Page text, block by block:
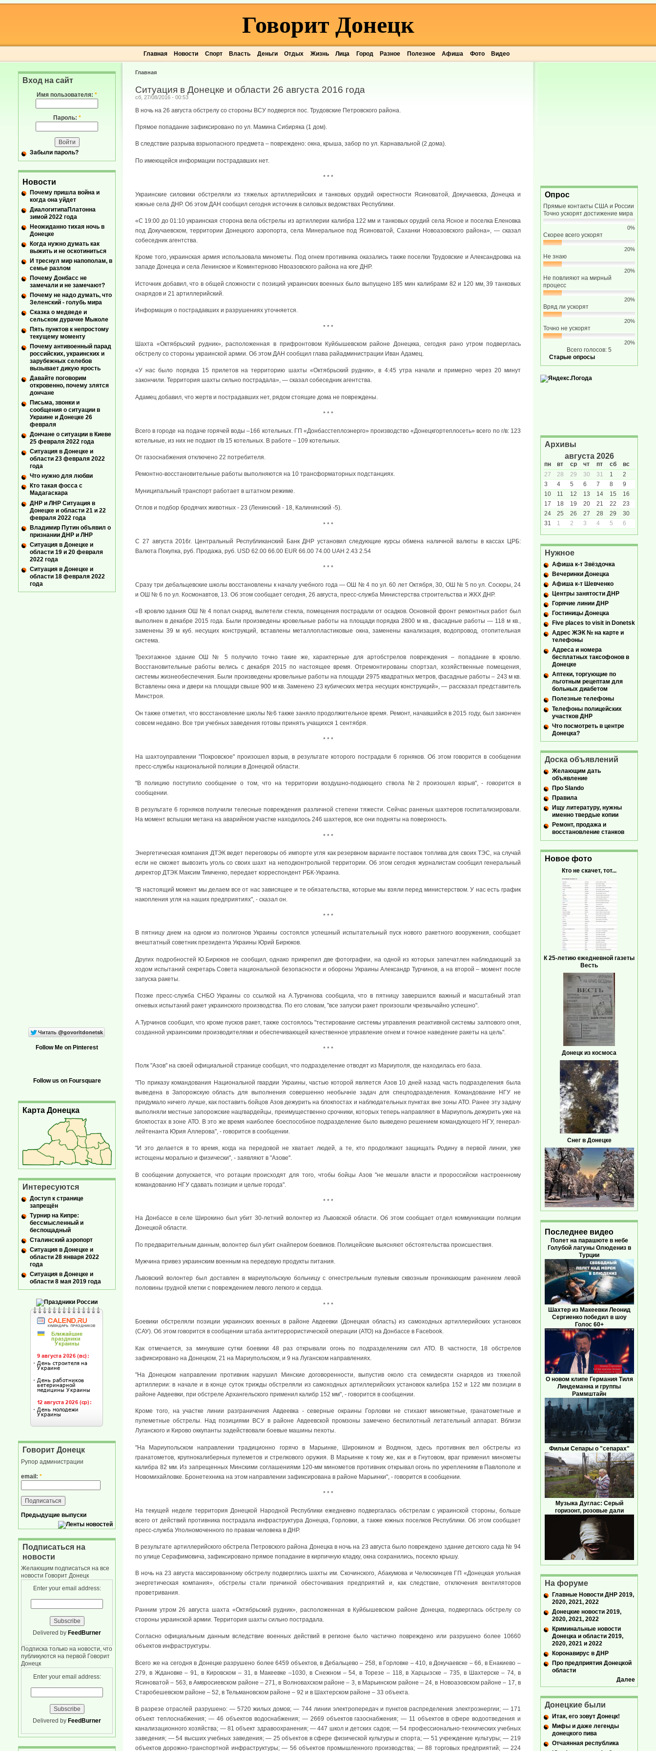
Главная Новости Спорт Власть Деньги Отдых Жизнь Лица Город Разное Полезное Афиша Фото Видео
Говорит Донецк
Главная
Ситуация в Донецке и области 26 августа 2016 года
сб, 27/08/2016 - 00:53
В ночь на 26 августа обстрелу со стороны ВСУ подвергся пос. Трудовские Петровского района.
Прямое попадание зафиксировано по ул. Мамина Сибиряка (1 дом).
В следствие разрыва взрыопасного предмета – повреждено: окна, крыша, забор по ул. Карнавальной (2 дома).
По имеющейся информации пострадавших нет.
* * *
Украинские силовики обстреляли из тяжелых артиллерийских и танковых орудий окрестности Ясиноватой, Докучаевска, Донецка и
южные села ДНР. Об этом ДАН сообщил сегодня источник в силовых ведомствах Республики.
«С 19:00 до 01:10 украинская сторона вела обстрелы из артиллерии калибра 122 мм и танковых орудий села Ясное и поселка Еленовка
под Докучаевском, территории Донецкого аэропорта, села Минеральное под Ясиноватой, Саханки Новоазовского района», — сказал
собеседник агентства.
Кроме того, украинская армия использовала минометы. Под огнем противника оказались также поселки Трудовские и Александровка на
западе Донецка и села Ленинское и Коминтерново Нвоазовского района на юге ДНР.
Источник добавил, что в общей сложности с позиций украинских военных было выпущено 185 мин калибрами 82 и 120 мм, 39 танковых
снарядов и 21 артиллерийский.
Информация о пострадавших и разрушениях уточняется.
* * *
Шахта «Октябрьский рудник», расположенная в прифронтовом Куйбышевском районе Донецкка, сегодня рано утром подверглась
обстрелу со стороны украинской армии. Об этом ДАН сообщил глава райадминистрации Иван Адамец.
«У нас было порядка 15 прилетов на территорию шахты «Октябрьский рудник», в 4:45 утра начали и примерно через 20 минут
закончили. Территория шахты сильно пострадала», — сказал собеседник агентства.
Адамец добавил, что жертв и пострадавших нет, рядом стоящие дома не повреждены.
* * *
Всего в городе на подаче горячей воды –166 котельных. ГП «Донбасстеплоэнерго» производство «Донецкгортеплосеть» всего по г/в: 123
котельные, из них не подают г/в 15 котельных. В работе – 109 котельных.
От газоснабжения отключено 22 потребителя.
Ремонтно-восстановительные работы выполняются на 10 трансформаторных подстанциях.
Муниципальный транспорт работает в штатном режиме.
Отлов и подбор бродячих животных - 23 (Ленинский - 18, Калининский -5).
* * *
С 27 августа 2016г. Центральный Республиканский Банк ДНР установил следующие курсы обмена наличной валюты в кассах ЦРБ:
Валюта Покупка, руб. Продажа, руб. USD 62.00 66.00 EUR 66.00 74.00 UAH 2.43 2.54
* * *
Сразу три дебальцевские школы восстановлены к началу учебного года — ОШ № 4 по ул. 60 лет Октября, 30, ОШ № 5 по ул. Сосюры, 24
и ОШ № 6 по ул. Космонавтов, 13. Об этом сообщает сегодня, 26 августа, пресс-служба Министерства строительства и ЖКХ ДНР.
«В кровлю здания ОШ № 4 попал снаряд, вылетели стекла, помещения пострадали от осадков. Основной фронт ремонтных работ был
выполнен в декабре 2015 года. Были произведены кровельные работы на площади порядка 2800 м кв., фасадные работы — 118 м кв.,
заменены 39 м куб. несущих конструкций, вставлены металлопластиковые окна, заменены канализация, водопровод, отопительная
система.
Трехэтажное здание ОШ № 5 получило точно такие же, характерные для артобстрелов повреждения – попадание в кровлю.
Восстановительные работы велись с декабря 2015 по настоящее время. Отремонтированы спортзал, хозяйственные помещения,
системы жизнеобеспечения. Были произведены кровельные работы на площади 2975 квадратных метров, фасадные работы – 243 м кв.
Вставлены окна и двери на площади свыше 900 м кв. Заменено 23 кубических метра несущих конструкций», — рассказал представитель
Минстроя.
Он также отметил, что восстановление школы №6 также заняло продолжительное время. Ремонт, начавшийся в 2015 году, был закончен
совсем недавно. Все три учебных заведения готовы принять учащихся 1 сентября.
* * *
На шахтоуправлении "Покровское" произошел взрыв, в результате которого пострадали 6 горняков. Об этом говорится в сообщении
пресс-службы национальной полиции в Донецкой области.
"В полицию поступило сообщение о том, что на территории воздушно-подающего ствола №2 произошел взрыв", - говорится в
сообщении.
В результате 6 горняков получили телесные повреждения различной степени тяжести. Сейчас раненых шахтеров госпитализировали.
На момент вспышки метана на аварийном участке находилось 246 шахтеров, все они подняты на поверхность.
* * *
Энергетическая компания ДТЭК ведет переговоры об импорте угля как резервном варианте поставок топлива для своих ТЭС, на случай
если не сможет вывозить уголь со своих шахт на неподконтрольной территории. Об этом сегодня журналистам сообщил генеральный
директор ДТЭК Максим Тимченко, передает корреспондент РБК-Украина.
"В настоящий момент мы делаем все от нас зависящее и те обязательства, которые мы взяли перед министерством. У нас есть график
накопления угля на наших предприятиях", - сказал он.
* * *
В пятницу днем на одном из полигонов Украины состоялся успешный испытательный пуск нового ракетного вооружения, сообщает
внештатный советник президента Украины Юрий Бирюков.
Других подробностей Ю.Бирюков не сообщил, однако прикрепил две фотографии, на одной из которых запечатлен наблюдающий за
ходом испытаний секретарь Совета национальной безопасности и обороны Украины Александр Турчинов, а на второй – момент после
запуска ракеты.
Позже пресс-служба СНБО Украины со ссылкой на А.Турчинова сообщила, что в пятницу завершился важный и масштабный этап
огневых испытаний ракет украинского производства. По его словам, "все запуски ракет произошли чрезвычайно успешно".
А.Турчинов сообщил, что кроме пусков ракет, также состоялось "тестирование системы управления реактивной системы залпового огня,
созданной украинскими производителями и обеспечивающей качественное управление огнем и точное наведение ракеты на цель".
* * *
Полк "Азов" на своей официальной странице сообщил, что подразделение отводят из Мариуполя, где находилась его база.
"По приказу командования Национальной гвардии Украины, частью которой является Азов 10 дней назад часть подразделения была
выведена в Запорожскую область для выполнения совершенно необычніе задач для спецподразделения. Командование НГУ не
придумало ничего лучше, как поставить бойцов Азов дежурить на блокпостах и ​​наблюдательных пунктах вне зоны АТО. Ранее эту задачу
выполняли местные запорожские нацгвардейцы, преимущественно срочники, которых теперь направляют в Мариуполь дежурить уже на
блокпостах в зоне АТО. В это же время наиболее боеспособное подразделение было выведено решением командующего НГУ, генерал-
лейтенанта Юрия Аллерова", - говорится в сообщении.
"И это делается в то время, когда на передовой не хватает людей, а те, кто продолжают защищать Родину в первой линии, уже
истощены морально и физически", - заявляют в "Азове".
В сообщении допускается, что ротации происходят для того, чтобы бойцы Азов "не мешали власти и пророссийски настроенному
командованию НГУ сдавать позиции и целые города".
* * *
На Донбассе в селе Широкино был убит 30-летний волонтер из Львовской области. Об этом сообщает отдел коммуникации полиции
Донецкой области.
По предварительным данным, волонтер был убит снайпером боевиков. Полицейские выясняют обстоятельства происшествия.
Мужчина привез украинским военным на передовую продукты питания.
Львовский волонтер был доставлен в мариупольскую больницу с огнестрельным пулевым сквозным проникающим ранением левой
половины грудной клетки с повреждением левого легкого и сердца.
* * *
Боевики обстреляли позиции украинских военных в районе Авдеевки (Донецкая область) из самоходных артиллерийских установок
(САУ). Об этом говорится в сообщении штаба антитеррористической операции (АТО) на Донбассе в Facebook.
Как отмечается, за минувшие сутки боевики 48 раз открывали огонь по подразделениям сил АТО. В частности, 18 обстрелов
зафиксировано на Донецком, 21 на Мариупольском, и 9 на Луганском направлениях.
"На Донецком направлении противник нарушил Минские договоренности, выпустив около ста семидесяти снарядов из тяжелой
артиллерии: в начале и в конце суток трижды обстреляли из самоходных артиллерийских установок калибра 152 и 122 мм позиции в
районе Авдеевки, при обстреле Архангельского применил калибр 152 мм", - говорится в сообщении.
Кроме того, на участке линии разграничения Авдеевка - северные окраины Горловки не стихают минометные, гранатометные и
пулеметные обстрелы. Над позициями ВСУ в районе Авдеевской промзоны замечено беспилотный летательный аппарат. Вблизи
Луганского и Кирово оккупанты задействовали боевые машины пехоты.
"На Мариупольском направлении традиционно горячо в Марьинке, Широкином и Водяном, здесь противник вел обстрелы из
гранатометов, крупнокалиберных пулеметов и стрелкового оружия. В Марьинке к тому же, как и в Гнутовом, враг применил минометы
калибра 82 мм. Из запрещенных Минскими соглашениями 120-мм минометов противник открывал огонь по укреплениям в Павлополе и
Новомихайловке. Бронетехника на этом направлении зафиксирована в районе Марьинки", - говорится в сообщении.
* * *
На текущей неделе территория Донецкой Народной Республики ежедневно подвергалась обстрелам с украинской стороны, больше
всего от действий противника пострадала инфраструктура Донецка, Горловки, а также южных поселков Республики. Об этом сообщает
пресс-служба Уполномоченного по правам человека в ДНР.
В результате артиллерийского обстрела Петровского района Донецка в ночь на 23 августа было повреждено здание детского сада № 94
по улице Серафимовича, зафиксировано прямое попадание в кирпичную кладку, окна сохранились, посекло крышу.
В ночь на 23 августа массированному обстрелу подверглись шахты им. Скочинского, Абакумова и Челюскинцев ГП «Донецкая угольная
энергетическая компания», обстрелы стали причиной обесточивания предприятий и, как следствие, отключения вентиляторов
проветривания.
Ранним утром 26 августа шахта «Октябрьский рудник», расположенная в Куйбышевском районе Донецка, подверглась обстрелу со
стороны украинской армии. Территория шахты сильно пострадала.
Согласно официальным данным вследствие военных действий в регионе было частично повреждено или разрушено более 10660
объектов инфраструктуры.
Всего же на сегодня в Донецке разрушено более 6459 объектов, в Дебальцево – 258, в Горловке – 410, в Докучаевске – 66, в Енакиево –
279, в Ждановке – 91, в Кировском – 31, в Макеевке –1030, в Снежном – 54, в Торезе – 118, в Харцызске – 735, в Шахтерске – 74, в
Ясиноватой – 563, в Амвросиевском районе – 271, в Волновахском районе – 3, в Марьинском районе – 24, в Новоазовском районе – 17, в
Старобешевском районе – 52, в Тельмановском районе – 92 и в Шахтерском районе – 33 объекта.
В разрезе отраслей разрушено: — 5720 жилых домов; — 744 линии электропередач и пунктов распределения электроэнергии; — 171
объект теплоснабжения; — 46 объектов водоснабжения; — 2669 объектов газоснабжения; — 11 объектов в сфере водоотведения и
канализационного хозяйства; — 81 объект здравоохранения; — 447 школ и детских садов; — 54 профессионально-технических учебных
заведения; — 54 высших учебных заведения; — 25 объектов в сфере физической культуры и спорта; — 51 учреждение культуры; — 219
объектов дорожно-транспортной инфраструктуры; — 56 объектов промышленного производства; — 88 торговых предприятий; — 224
Вход на сайт
Имя пользователя: *
Пароль: *
Забыли пароль?
Новости
Почему пришла война и
когда она уйдет
ДиалогитипаПлатонна
зимой 2022 года
Неожиданно тихая ночь в
Донецке
Когда нужно думать как
выжить и не оскотиниться
И треснул мир напополам, в
семье разлом
Почему Донбасс не
замечали и не замечают?
Почему не надо думать, что
Зеленский - голубь мира
Сказка о медведе и
сельском дурачке Мыколе
Пять пунктов к непростому
текущему моменту
Почему антивоенный парад
российских, украинских и
зарубежных селебов
вызывает дикую ярость
Давайте поговорим
откровенно, почему злятся
дончане
Письма, звонки и
сообщения о ситуации в
Украине и Донецке 26
февраля
Дончане о ситуации в Киеве
25 февраля 2022 года
Ситуация в Донецке и
области 23 февраля 2022
года
Что нужно для любви
Кто такая фосса с
Мадагаскара
ДНР и ЛНР Ситуация в
Донецке и области 21 и 22
февраля 2022 года
Владимир Путин объявил о
признании ДНР и ЛНР
Ситуация в Донецке и
области 19 и 20 февраля
2022 года
Ситуация в Донецке и
области 18 февраля 2022
года
Follow Me on Pinterest
Follow us on Foursquare
Карта Донецка
Интересуются
Доступ к странице
запрещён
Турнир на Кипре:
бессмысленный и
беспощадный
Сталинский аэропорт
Ситуация в Донецке и
области 28 января 2022
года
Ситуация в Донецке и
области 8 мая 2019 года
Говорит Донецк
Рупор администрации
email: *
Предыдущие выпуски
Подписаться на
новости
Желающим подписаться на все
новости Говорит Донецк
Enter your email address:
Delivered by FeedBurner
Подписка только на новости, что
публикуются на первой Говорит
Донецк
Enter your email address:
Delivered by FeedBurner
Опрос
Прямые контакты США и России
Точно ускорят достижение мира
0%
Скорее всего ускорят
20%
Не знаю
20%
Не повлияют на мирный
процесс
20%
Вряд ли ускорят
20%
Точно не ускорят
20%
Всего голосов: 5
Старые опросы
Архивы
августа 2026
пн вт ср чт пт сб
вс
27
28 29 30 31 1
2
3
4 5 6 7 8
9
10
11 12 13 14 15
16
17
18 19 20 21 22
23
24
25 26 27 28 29
30
31
1 2 3 4 5 6
Нужное
Афиша к-т Звёздочка
Вечеринки Донецка
Афиша к-т Шевченко
Центры занятости ДНР
Горячие линии ДНР
Гостиницы Донецка
Five places to visit in Donetsk
Адрес ЖЭК № на карте и
телефоны
Адреса и номера
бесплатных таксофонов в
Донецке
Аптеки, торгующие по
льготным рецептам для
больных диабетом
Полезные телефоны
Телефоны полицейских
участков ДНР
Что посмотреть в центре
Донецка?
Доска объявлений
Желающим дать
объявление
Про Slando
Правила
Ищу литературу, нужны
именно твердые копии
Ремонт, продажа и
восстановление станков
Новое фото
Кто не скачет, тот...
К 25-летию ежедневной газеты
Весть
Донецк из космоса
Снег в Донецке
Последнее видео
Полет на парашюте в небе
Голубой лагуны Олюдениз в
Турции
Шахтер из Макеевки Леонид
Сергиенко победил в шоу
Голос 60+
О новом клипе Германия Тиля
Линдеманна и группы
Раммштайн
Фильм Сепары о "сепарах"
Музыка Дуглас: Серый
горизонт, розовые дали
На форуме
Главные Новости ДНР 2019,
2020, 2021, 2022
Донецкие новости 2019,
2020, 2021, 2022
Криминальные новости
Донецка и области 2019,
2020, 2021 и 2022
Коронавирус в ДНР
Про предприятия Донецкой
области
Далее
Донецкие были
Итак, его зовут Донецк!
Мифы и даже легенды
донецкого пива
Отчаянная республика